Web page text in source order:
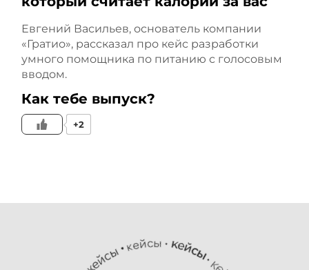
создания объявлений,
например, для
динамического
ремаркетинга. Это когда
вы смотрели какой-то
площадках. У Здравсити с
Евгений Васильев, основатель компании
«Гратио», рассказал про кейс разработки
умного помощника по питанию с голосовым
вводом.
Как тебе выпуск?
+2